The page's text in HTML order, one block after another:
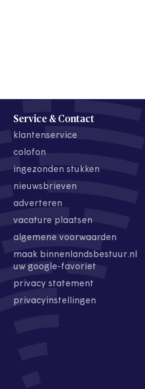
Service & Contact
klantenservice
colofon
ingezonden stukken
nieuwsbrieven
adverteren
vacature plaatsen
algemene voorwaarden
maak binnenlandsbestuur.nl
uw google-favoriet
privacy statement
privacyinstellingen